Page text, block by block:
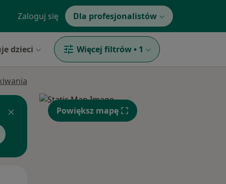
Zaloguj się Dla profesjonalistów
dzieci Więcej filtrów • 1
Powiększ mapę